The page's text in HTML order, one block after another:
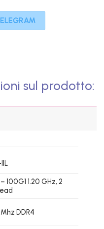
sul prodotto:
100G1 1.20 GHz, 2
DDR4